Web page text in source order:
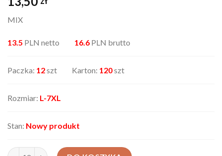
MIX
13.5 PLN netto 16.6 PLN brutto
Paczka: 12szt Karton: 120szt
Rozmiar: L-7XL
Stan: Nowy produkt
ilość Leginsy damskie 918-319